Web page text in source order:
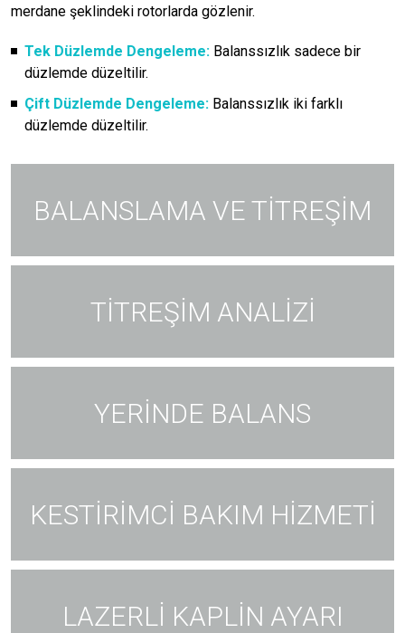
merdane şeklindeki rotorlarda gözlenir.
Tek Düzlemde Dengeleme: Balanssızlık sadece bir
düzlemde düzeltilir.
Çift Düzlemde Dengeleme: Balanssızlık iki farklı
düzlemde düzeltilir.
BALANSLAMA VE TİTREŞİM
TİTREŞİM ANALİZİ
YERİNDE BALANS
KESTİRİMCİ BAKIM HİZMETİ
LAZERLİ KAPLİN AYARI